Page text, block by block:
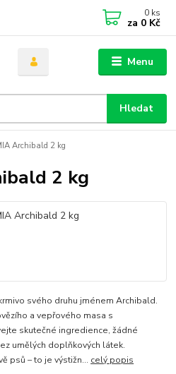
Menu
Hledat
0 ks
za 0 Kč
Archibald 2 kg
2 kg
svého druhu jménem Archibald.
a vepřového masa s
skutečné ingredience, žádné
umělých doplňkových látek.
psů – to je výstižn... celý popis